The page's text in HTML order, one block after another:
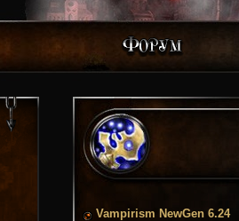
Vampirism NewGen 6.24